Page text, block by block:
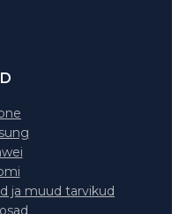
ja muud tarvikud